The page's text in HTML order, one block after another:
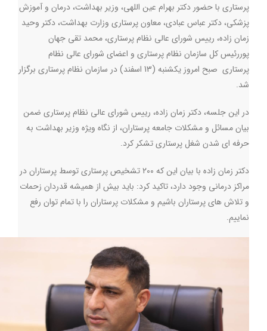
پرستاری با حضور دکتر بهرام عین اللهی، وزیر بهداشت، درمان و آموزش
پزشکی، دکتر عباس عبادی، معاون پرستاری وزارت بهداشت، دکتر وحید
زمان زاده، رییس شورای عالی نظام پرستاری‌، محمد تقی جهان
پوررئیس کل سازمان نظام پرستاری و اعضای شورای عالی نظام
پرستاری صبح امروز یکشنبه (13 اسفند) در سازمان نظام پرستاری برگزار
شد.
در این جلسه، دکتر زمان زاده، رییس شورای عالی نظام پرستاری ضمن
بیان مسائل و مشکلات جامعه پرستاران، از نگاه ویژه وزیر بهداشت به
حرفه ای شدن شغل پرستاری تشکر کرد.
دکتر زمان زاده با بیان این که ٢٠٠ تشخیص پرستاری توسط پرستاران در
مراکز درمانی وجود دارد، تاکید کرد: باید بیش از همیشه قدردان زحمات
و تلاش های پرستاران باشیم و مشکلات پرستاران را با تمام توان رفع
نماییم.